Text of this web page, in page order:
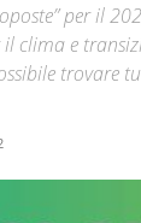
per il
clima e
trovare